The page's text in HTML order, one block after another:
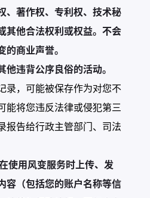
、著作权、专利权、技术秘
其他合法权利或权益。不会
的商业声誉。
他违背公序良俗的活动。
录，可能被保存作为对您不
能将您违反法律或侵犯第三
报告给行政主管部门、司法
使用风变服务时上传、发
容（包括您的账户名称等信